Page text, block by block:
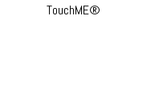
TouchME®